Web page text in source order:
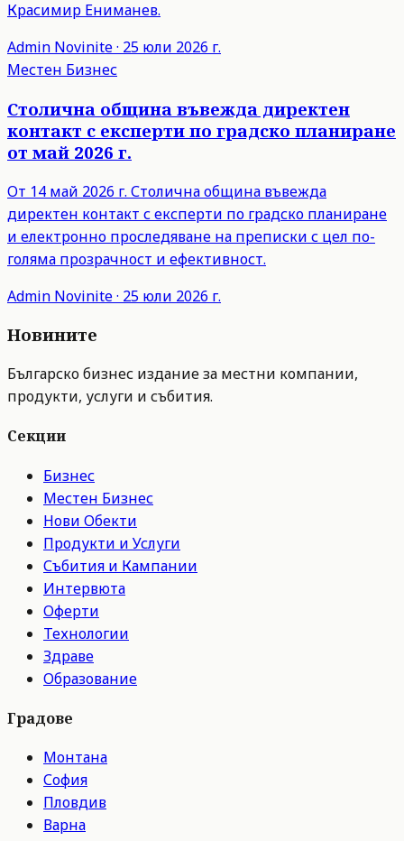
Красимир Ениманев.
Admin Novinite· 25 юли 2026 г.
Местен Бизнес
Столична община въвежда директен
контакт с експерти по градско планиране
от май 2026 г.
От 14 май 2026 г. Столична община въвежда
директен контакт с експерти по градско планиране
и електронно проследяване на преписки с цел по-
голяма прозрачност и ефективност.
Admin Novinite· 25 юли 2026 г.
Новините
Българско бизнес издание за местни компании,
продукти, услуги и събития.
Секции
Бизнес
Местен Бизнес
Нови Обекти
Продукти и Услуги
Събития и Кампании
Интервюта
Оферти
Технологии
Здраве
Образование
Градове
Монтана
София
Пловдив
Варна